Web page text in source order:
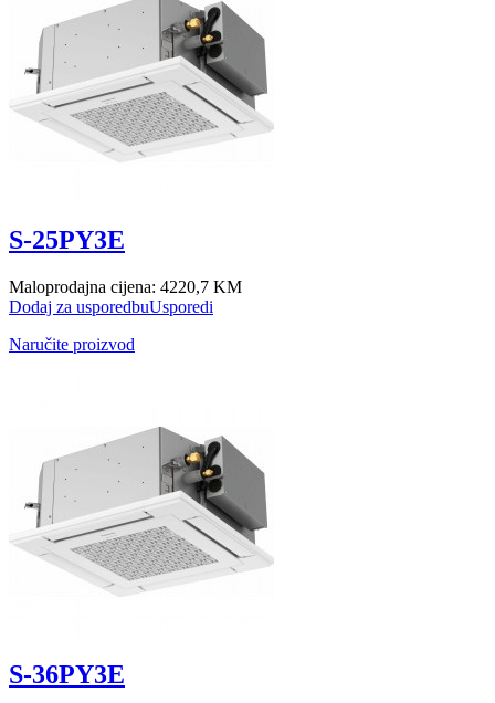
S-25PY3E
Maloprodajna cijena: 4220,7 KM
Dodaj za usporedbuUsporedi
Naručite proizvod
S-36PY3E